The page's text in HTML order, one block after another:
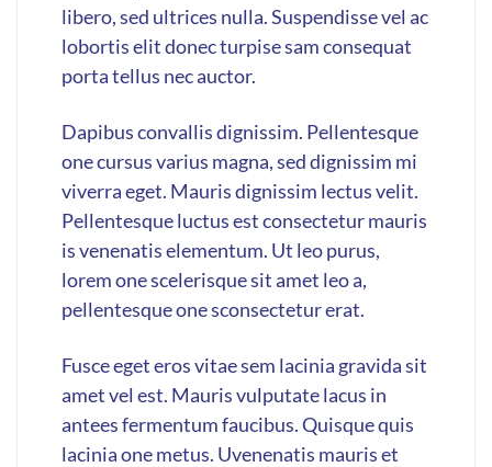
libero, sed ultrices nulla. Suspendisse vel ac
lobortis elit donec turpise sam consequat
porta tellus nec auctor.
Dapibus convallis dignissim. Pellentesque
one cursus varius magna, sed dignissim mi
viverra eget. Mauris dignissim lectus velit.
Pellentesque luctus est consectetur mauris
is venenatis elementum. Ut leo purus,
lorem one scelerisque sit amet leo a,
pellentesque one sconsectetur erat.
Fusce eget eros vitae sem lacinia gravida sit
amet vel est. Mauris vulputate lacus in
antees fermentum faucibus. Quisque quis
lacinia one metus. Uvenenatis mauris et